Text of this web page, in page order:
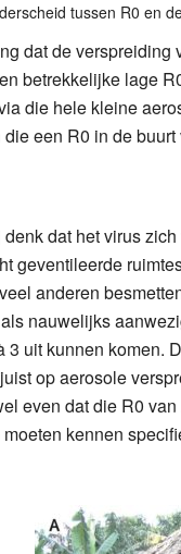
tussen R0 en
dat de verspreiding
betrekkelijke lage
die hele kleine
een R0 in de
dat het virus
geventileerde
anderen
nauwelijks
uit kunnen komen.
op aerosole
even dat die R0
kennen